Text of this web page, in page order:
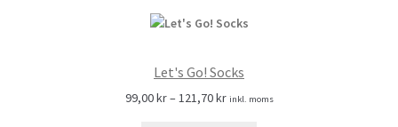
Let's Go! Socks
99,00kr–121,70kr inkl. moms